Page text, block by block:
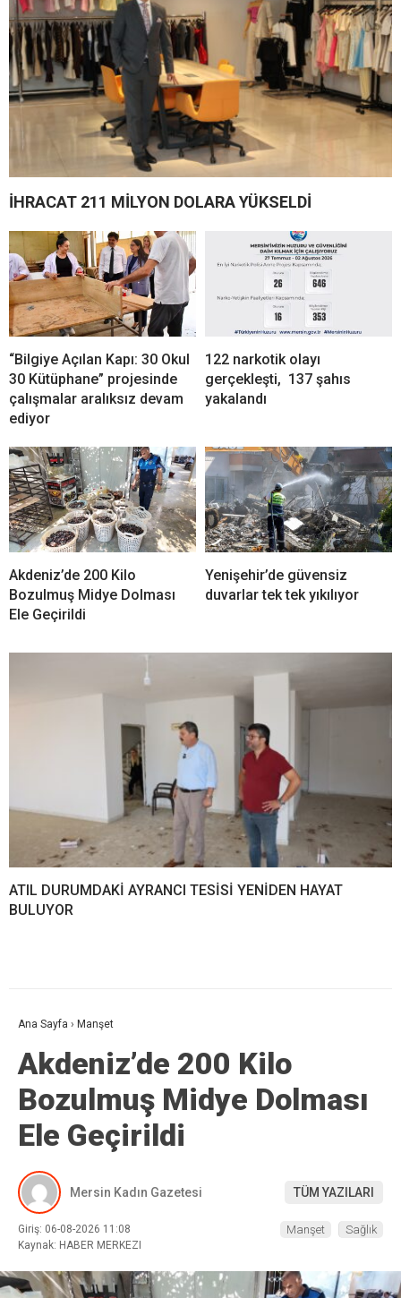
İHRACAT 211 MİLYON DOLARA YÜKSELDİ
“Bilgiye Açılan Kapı: 30 Okul
30 Kütüphane” projesinde
çalışmalar aralıksız devam
ediyor
122 narkotik olayı
gerçekleşti, 137 şahıs
yakalandı
Akdeniz’de 200 Kilo
Bozulmuş Midye Dolması
Ele Geçirildi
Yenişehir’de güvensiz
duvarlar tek tek yıkılıyor
ATIL DURUMDAKİ AYRANCI TESİSİ YENİDEN HAYAT
BULUYOR
Ana Sayfa › Manşet
Akdeniz’de 200 Kilo
Bozulmuş Midye Dolması
Ele Geçirildi
Mersin Kadın Gazetesi TÜM YAZILARI
Giriş: 06-08-2026 11:08
Kaynak: HABER MERKEZI
Manşet Sağlık